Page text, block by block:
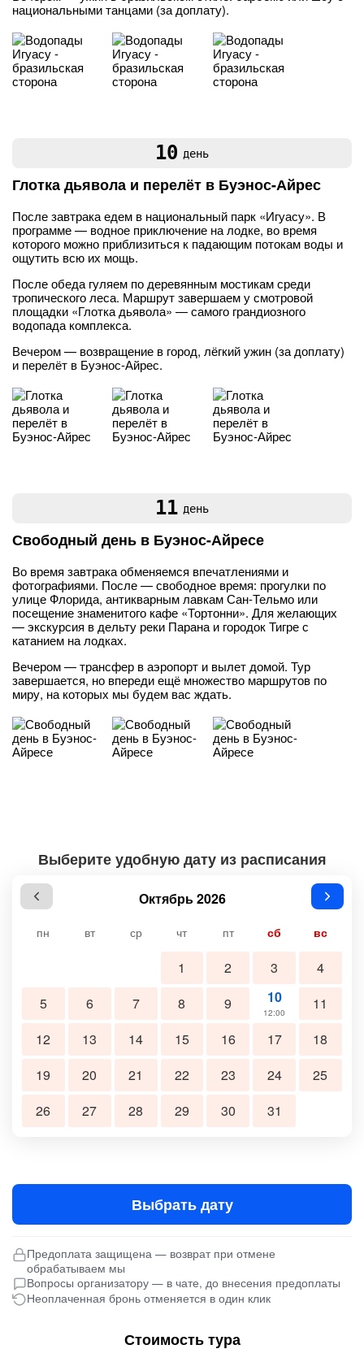
национальными танцами (за доплату).
10 день
Глотка дьявола и перелёт в Буэнос-Айрес
После завтрака едем в национальный парк «Игуасу». В
программе — водное приключение на лодке, во время
которого можно приблизиться к падающим потокам воды и
ощутить всю их мощь.
После обеда гуляем по деревянным мостикам среди
тропического леса. Маршрут завершаем у смотровой
площадки «Глотка дьявола» — самого грандиозного
водопада комплекса.
Вечером — возвращение в город, лёгкий ужин (за доплату)
и перелёт в Буэнос-Айрес.
11 день
Свободный день в Буэнос-Айресе
Во время завтрака обменяемся впечатлениями и
фотографиями. После — свободное время: прогулки по
улице Флорида, антикварным лавкам Сан-Тельмо или
посещение знаменитого кафе «Тортонни». Для желающих
— экскурсия в дельту реки Парана и городок Тигре с
катанием на лодках.
Вечером — трансфер в аэропорт и вылет домой. Тур
завершается, но впереди ещё множество маршрутов по
миру, на которых мы будем вас ждать.
Выберите удобную дату из расписания
Октябрь 2026
пн вт ср чт пт сб вс
1 2 3
4
5
6 7 8 9 10
12:00
11
12
13 14 15 16 17
18
19
20 21 22 23 24
25
26
27 28 29 30 31
Выбрать дату
Предоплата защищена — возврат при отмене
обрабатываем мы
Вопросы организатору — в чате, до внесения предоплаты
Неоплаченная бронь отменяется в один клик
Стоимость тура